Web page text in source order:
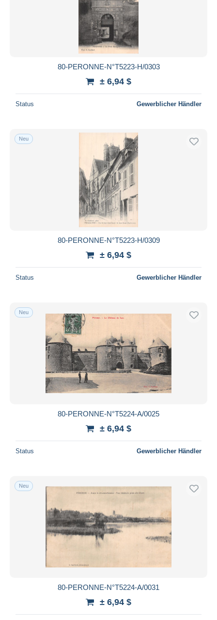
80-PERONNE-N°T5223-H/0303
± 6,94 $
Status Gewerblicher Händler
Neu
80-PERONNE-N°T5223-H/0309
± 6,94 $
Status Gewerblicher Händler
Neu
80-PERONNE-N°T5224-A/0025
± 6,94 $
Status Gewerblicher Händler
Neu
80-PERONNE-N°T5224-A/0031
± 6,94 $